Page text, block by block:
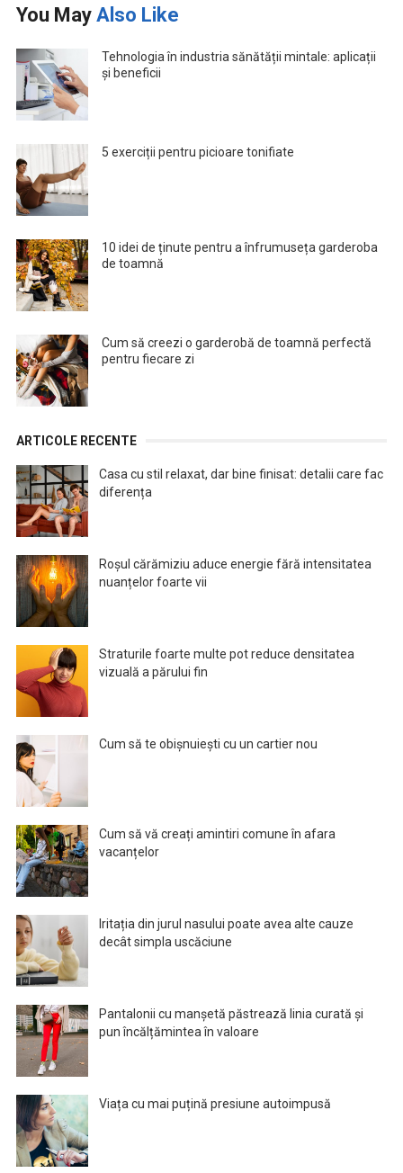
You May Also Like
Tehnologia în industria sănătății mintale: aplicații
și beneficii
5 exerciții pentru picioare tonifiate
10 idei de ținute pentru a înfrumuseța garderoba
de toamnă
Cum să creezi o garderobă de toamnă perfectă
pentru fiecare zi
ARTICOLE RECENTE
Casa cu stil relaxat, dar bine finisat: detalii care fac
diferența
Roșul cărămiziu aduce energie fără intensitatea
nuanțelor foarte vii
Straturile foarte multe pot reduce densitatea
vizuală a părului fin
Cum să te obișnuiești cu un cartier nou
Cum să vă creați amintiri comune în afara
vacanțelor
Iritația din jurul nasului poate avea alte cauze
decât simpla uscăciune
Pantalonii cu manșetă păstrează linia curată și
pun încălțămintea în valoare
Viața cu mai puțină presiune autoimpusă